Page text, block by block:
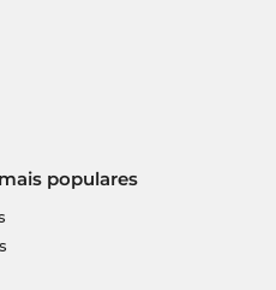
populares